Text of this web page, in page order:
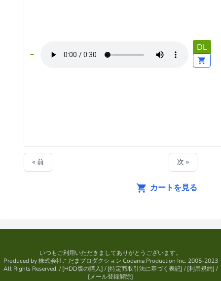
DL
« 前 次 »
カートを見る
いつもご利用いただきましてありがとうございます。
Produced by株式会社こだまプロダクション Codama Production Inc. 2005-2023
All Rights Reserved. / [HDD版の購入] / [特定商取引法に基づく表記] / [利用規約] /
[メール登録解除]